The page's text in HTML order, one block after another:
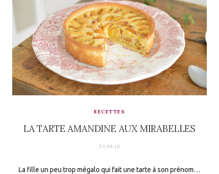
RECETTES
LA TARTE AMANDINE AUX MIRABELLES
23.08.16
La fille un peu trop mégalo qui fait une tarte à son prénom…